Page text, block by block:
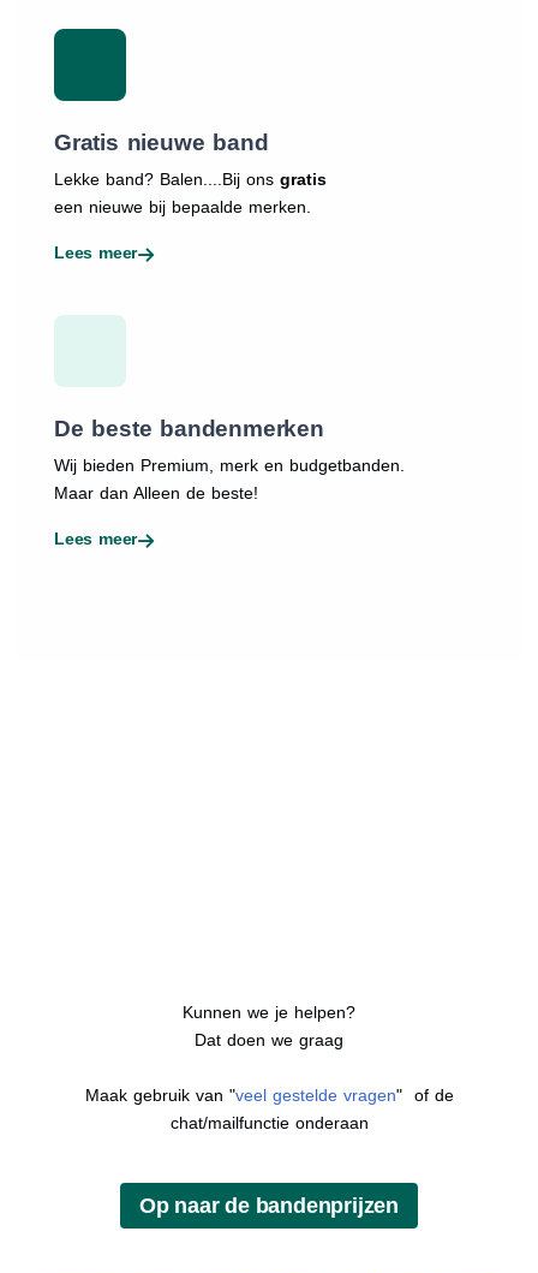
Gratis nieuwe band
Lekke band? Balen....Bij ons gratis
een nieuwe bij bepaalde merken.
Lees meer
De beste bandenmerken
Wij bieden Premium, merk en budgetbanden.
Maar dan Alleen de beste!
Lees meer
Kunnen we je helpen?
Dat doen we graag
Maak gebruik van "veel gestelde vragen" of de
chat/mailfunctie onderaan